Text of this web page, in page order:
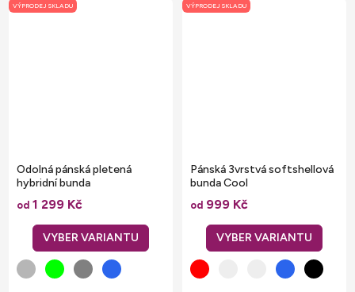
VÝPRODEJ SKLADU
Odolná pánská pletená
hybridní bunda
od 1 299 Kč
VÝPRODEJ SKLADU
Pánská 3vrstvá softshellová
bunda Cool
od 999 Kč